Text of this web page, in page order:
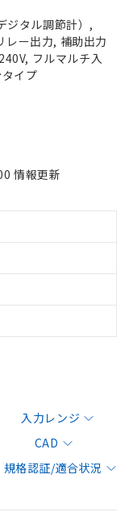
ジタル調節計）,
ー出力, 補助出力
フルマルチ入
イプ
情報更新
入力レンジ
CAD
規格認証/適合状況